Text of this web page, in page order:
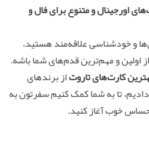
اورجینال و متنوع برای فال و
و خودشناسی علاقه‌مند هستید،
اولین و مهم‌ترین قدم‌های شما باشه.
کارت‌های تاروتاز برندهای
تا به شما کمک کنیم سفرتون به
خوب آغاز کنید.